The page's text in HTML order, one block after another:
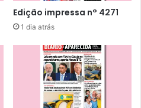
Edição impressa n° 4271
1 dia atrás